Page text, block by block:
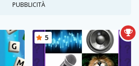
PUBBLICITÀ
5